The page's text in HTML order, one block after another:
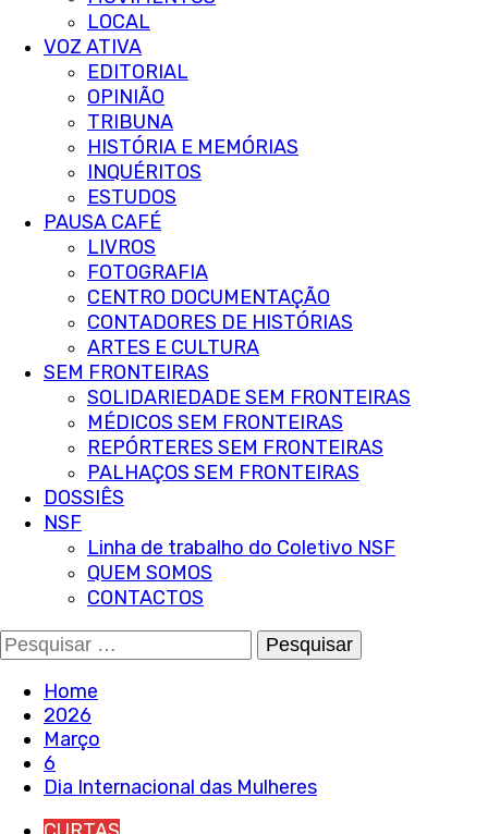
LOCAL
VOZ ATIVA
EDITORIAL
OPINIÃO
TRIBUNA
HISTÓRIA E MEMÓRIAS
INQUÉRITOS
ESTUDOS
PAUSA CAFÉ
LIVROS
FOTOGRAFIA
CENTRO DOCUMENTAÇÃO
CONTADORES DE HISTÓRIAS
ARTES E CULTURA
SEM FRONTEIRAS
SOLIDARIEDADE SEM FRONTEIRAS
MÉDICOS SEM FRONTEIRAS
REPÓRTERES SEM FRONTEIRAS
PALHAÇOS SEM FRONTEIRAS
DOSSIÊS
NSF
Linha de trabalho do Coletivo NSF
QUEM SOMOS
CONTACTOS
Pesquisar
por:
Home
2026
Março
6
Dia Internacional das Mulheres